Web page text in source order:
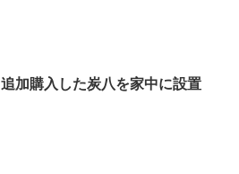
追加購入した炭八を家中に設置